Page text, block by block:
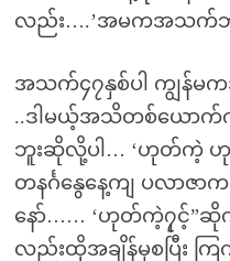
လည်း….’အမကအသက်
အသက်၄၇နှစ်ပါ ကျွန်မက
..ဒါမယ့်အသိတစ်ယောက်က
ဘူးဆိုလို့ပါ… ‘ဟုတ်ကဲ့
တနင်္ဂနွေနေ့ကျ ပလာဇာ
နော်…… ‘ဟုတ်ကဲ့၇ှင့်”ဆို
လည်းထိုအချိန်မှစပြီး ကြက်